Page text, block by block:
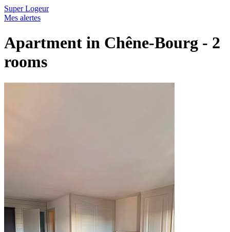
Super Logeur
Mes alertes
Apartment in Chêne-Bourg - 2
rooms